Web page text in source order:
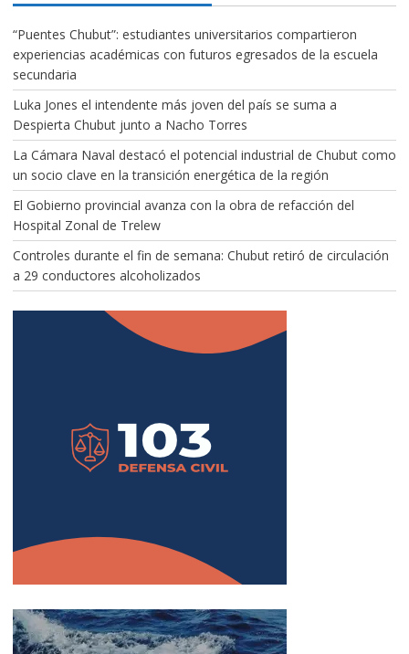
“Puentes Chubut”: estudiantes universitarios compartieron
experiencias académicas con futuros egresados de la escuela
secundaria
Luka Jones el intendente más joven del país se suma a
Despierta Chubut junto a Nacho Torres
La Cámara Naval destacó el potencial industrial de Chubut como
un socio clave en la transición energética de la región
El Gobierno provincial avanza con la obra de refacción del
Hospital Zonal de Trelew
Controles durante el fin de semana: Chubut retiró de circulación
a 29 conductores alcoholizados